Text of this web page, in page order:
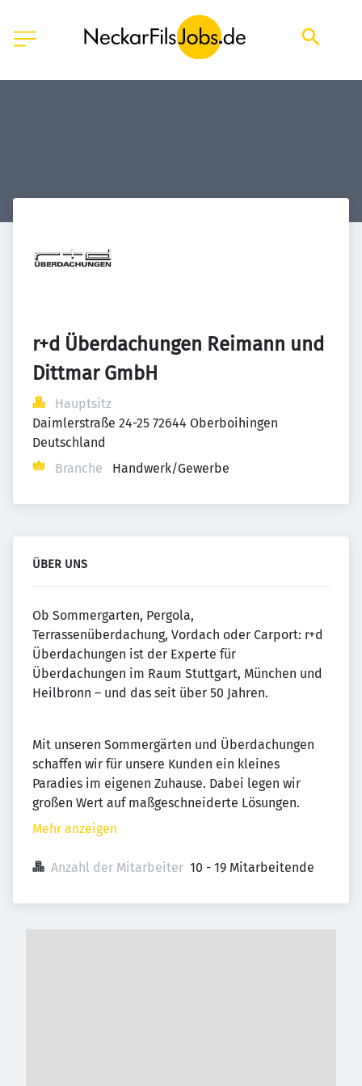
r+d Überdachungen Reimann und
Dittmar GmbH
Hauptsitz
Daimlerstraße 24-25 72644 Oberboihingen
Deutschland
Branche
Handwerk/Gewerbe
ÜBER UNS
Ob Sommergarten, Pergola,
Terrassenüberdachung, Vordach oder Carport: r+d
Überdachungen ist der Experte für
Überdachungen im Raum Stuttgart, München und
Heilbronn – und das seit über 50 Jahren.
Mit unseren Sommergärten und Überdachungen
schaffen wir für unsere Kunden ein kleines
Paradies im eigenen Zuhause. Dabei legen wir
großen Wert auf maßgeschneiderte Lösungen.
Mehr anzeigen
Anzahl der Mitarbeiter 10 - 19 Mitarbeitende